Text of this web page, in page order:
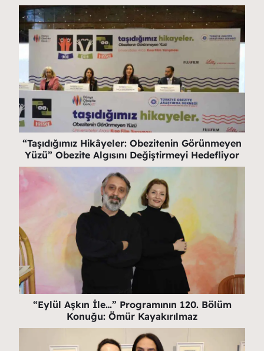
“Taşıdığımız Hikâyeler: Obezitenin Görünmeyen
Yüzü” Obezite Algısını Değiştirmeyi Hedefliyor
“Eylül Aşkın İle…” Programının 120. Bölüm
Konuğu: Ömür Kayakırılmaz